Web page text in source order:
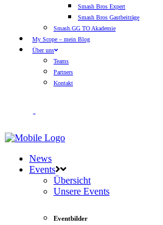
Smash Bros Expert
Smash Bros Gastbeiträge
Smash.GG TO Akademie
My Scope – mein Blog
Über uns
Teams
Partners
Kontakt
News
Events
Übersicht
Unsere Events
Eventbilder